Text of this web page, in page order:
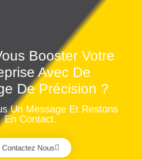
Booster Votre
Avec De
De Précision ?
Un Message Et Restons
En Contact.
Contactez Nous